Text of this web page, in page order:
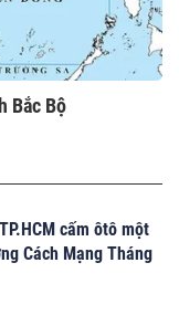
Bắc Bộ
cấm ôtô một
Cách Mạng Tháng